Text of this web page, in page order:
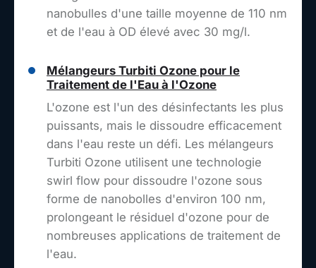
nanobulles d'une taille moyenne de 110 nm
et de l'eau à OD élevé avec 30 mg/l.
Mélangeurs Turbiti Ozone pour le
Traitement de l'Eau à l'Ozone
L'ozone est l'un des désinfectants les plus
puissants, mais le dissoudre efficacement
dans l'eau reste un défi. Les mélangeurs
Turbiti Ozone utilisent une technologie
swirl flow pour dissoudre l'ozone sous
forme de nanobolles d'environ 100 nm,
prolongeant le résiduel d'ozone pour de
nombreuses applications de traitement de
l'eau.